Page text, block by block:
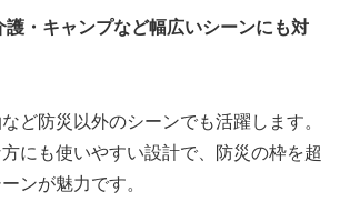
・キャンプなど幅広いシーンにも対
ど防災以外のシーンでも活躍します。
にも使いやすい設計で、防災の枠を超
ンが魅力です。